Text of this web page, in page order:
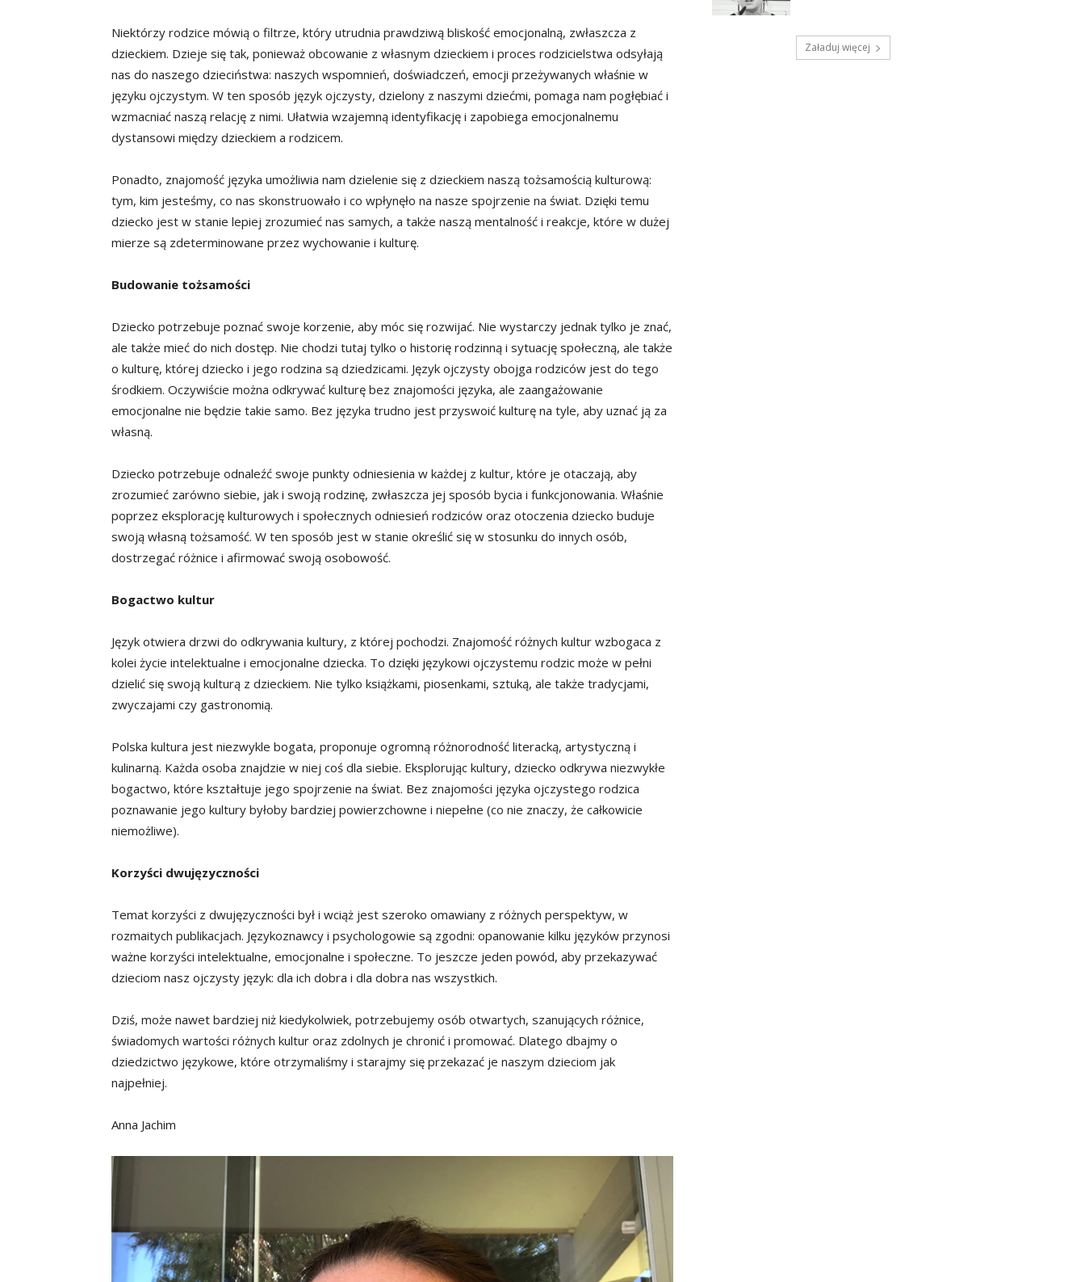
Niektórzy rodzice mówią o filtrze, który utrudnia prawdziwą bliskość emocjonalną, zwłaszcza z
dzieckiem. Dzieje się tak, ponieważ obcowanie z własnym dzieckiem i proces rodzicielstwa odsyłają
nas do naszego dzieciństwa: naszych wspomnień, doświadczeń, emocji przeżywanych właśnie w
języku ojczystym. W ten sposób język ojczysty, dzielony z naszymi dziećmi, pomaga nam pogłębiać i
wzmacniać naszą relację z nimi. Ułatwia wzajemną identyfikację i zapobiega emocjonalnemu
dystansowi między dzieckiem a rodzicem.
Ponadto, znajomość języka umożliwia nam dzielenie się z dzieckiem naszą tożsamością kulturową:
tym, kim jesteśmy, co nas skonstruowało i co wpłynęło na nasze spojrzenie na świat. Dzięki temu
dziecko jest w stanie lepiej zrozumieć nas samych, a także naszą mentalność i reakcje, które w dużej
mierze są zdeterminowane przez wychowanie i kulturę.
Budowanie tożsamości
Dziecko potrzebuje poznać swoje korzenie, aby móc się rozwijać. Nie wystarczy jednak tylko je znać,
ale także mieć do nich dostęp. Nie chodzi tutaj tylko o historię rodzinną i sytuację społeczną, ale także
o kulturę, której dziecko i jego rodzina są dziedzicami. Język ojczysty obojga rodziców jest do tego
środkiem. Oczywiście można odkrywać kulturę bez znajomości języka, ale zaangażowanie
emocjonalne nie będzie takie samo. Bez języka trudno jest przyswoić kulturę na tyle, aby uznać ją za
własną.
Dziecko potrzebuje odnaleźć swoje punkty odniesienia w każdej z kultur, które je otaczają, aby
zrozumieć zarówno siebie, jak i swoją rodzinę, zwłaszcza jej sposób bycia i funkcjonowania. Właśnie
poprzez eksplorację kulturowych i społecznych odniesień rodziców oraz otoczenia dziecko buduje
swoją własną tożsamość. W ten sposób jest w stanie określić się w stosunku do innych osób,
dostrzegać różnice i afirmować swoją osobowość.
Bogactwo kultur
Język otwiera drzwi do odkrywania kultury, z której pochodzi. Znajomość różnych kultur wzbogaca z
kolei życie intelektualne i emocjonalne dziecka. To dzięki językowi ojczystemu rodzic może w pełni
dzielić się swoją kulturą z dzieckiem. Nie tylko książkami, piosenkami, sztuką, ale także tradycjami,
zwyczajami czy gastronomią.
Polska kultura jest niezwykle bogata, proponuje ogromną różnorodność literacką, artystyczną i
kulinarną. Każda osoba znajdzie w niej coś dla siebie. Eksplorując kultury, dziecko odkrywa niezwykłe
bogactwo, które kształtuje jego spojrzenie na świat. Bez znajomości języka ojczystego rodzica
poznawanie jego kultury byłoby bardziej powierzchowne i niepełne (co nie znaczy, że całkowicie
niemożliwe).
Korzyści dwujęzyczności
Temat korzyści z dwujęzyczności był i wciąż jest szeroko omawiany z różnych perspektyw, w
rozmaitych publikacjach. Językoznawcy i psychologowie są zgodni: opanowanie kilku języków przynosi
ważne korzyści intelektualne, emocjonalne i społeczne. To jeszcze jeden powód, aby przekazywać
dzieciom nasz ojczysty język: dla ich dobra i dla dobra nas wszystkich.
Dziś, może nawet bardziej niż kiedykolwiek, potrzebujemy osób otwartych, szanujących różnice,
świadomych wartości różnych kultur oraz zdolnych je chronić i promować. Dlatego dbajmy o
dziedzictwo językowe, które otrzymaliśmy i starajmy się przekazać je naszym dzieciom jak
najpełniej.
Anna Jachim
Załaduj więcej